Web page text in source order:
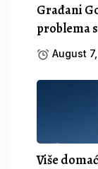
Građani
problema
August
Više